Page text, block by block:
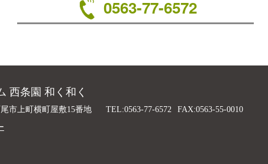
0563-77-6572
西条園 和く和く
市上町横町屋敷15番地 TEL:0563-77-6572
FAX:0563-55-0010